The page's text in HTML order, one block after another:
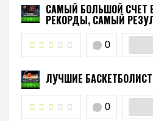
САМЫЙ БОЛЬШОЙ СЧЕТ
РЕКОРДЫ, САМЫЙ
0
ЛУЧШИЕ
0